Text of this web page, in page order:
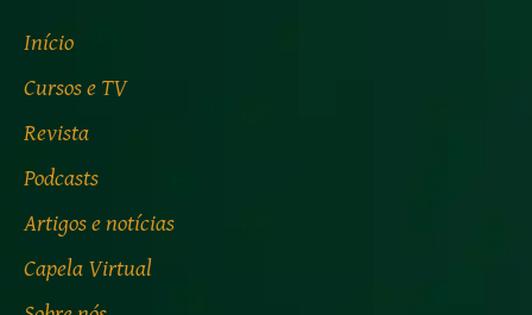
Início
Cursos e TV
Revista
Podcasts
Artigos e notícias
Capela Virtual